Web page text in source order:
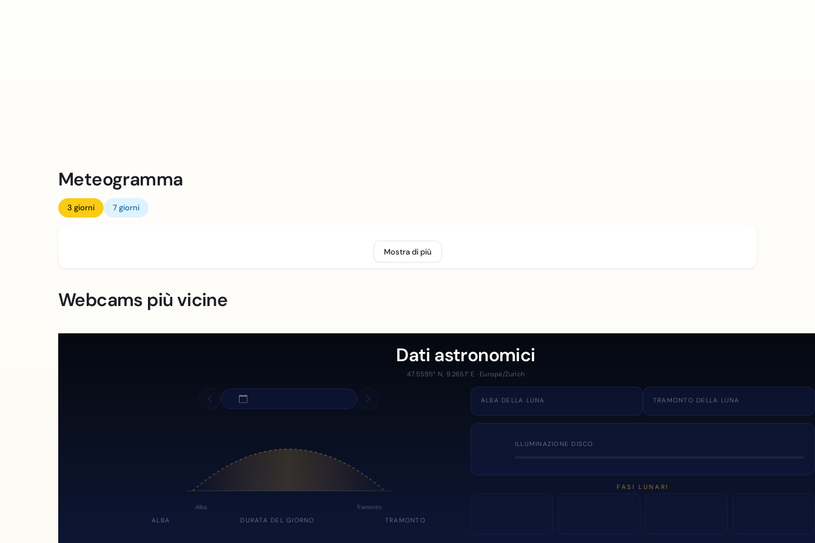
Meteogramma
3 giorni 7 giorni
Mostra di più
Webcams più vicine
Dati astronomici
47.5595° N, 9.2651° E · Europe/Zurich
Alba Tramonto
ALBA DURATA DEL GIORNO TRAMONTO
ALBA DELLA LUNA TRAMONTO DELLA LUNA
ILLUMINAZIONE DISCO
FASI LUNARI